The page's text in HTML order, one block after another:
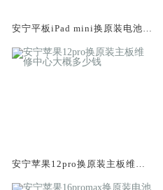
安宁平板iPad mini换原装电池维
安宁苹果12pro换原装主板维修